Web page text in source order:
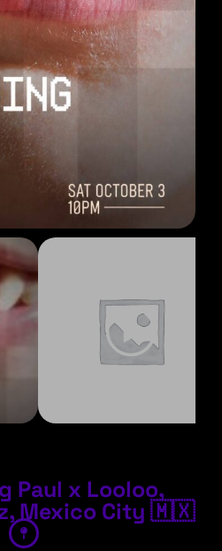
Paul x Looloo,
Mexico City 🇲🇽